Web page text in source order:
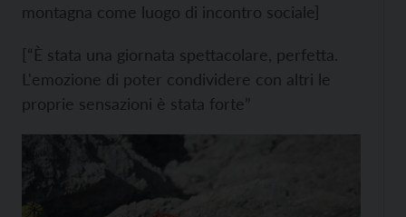
montagna come luogo di incontro sociale]
[“È stata una giornata spettacolare, perfetta.
L'emozione di poter condividere con altri le
proprie sensazioni è stata forte”